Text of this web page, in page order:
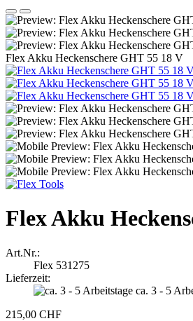
Flex Akku Heckenschere GHT 55 18 V
Flex Akku
Art.Nr.:
Flex 531275
Lieferzeit:
ca. 3 - 5
215,00 CHF